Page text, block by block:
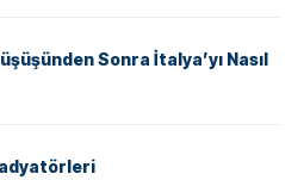
Sonra İtalya’yı Nasıl